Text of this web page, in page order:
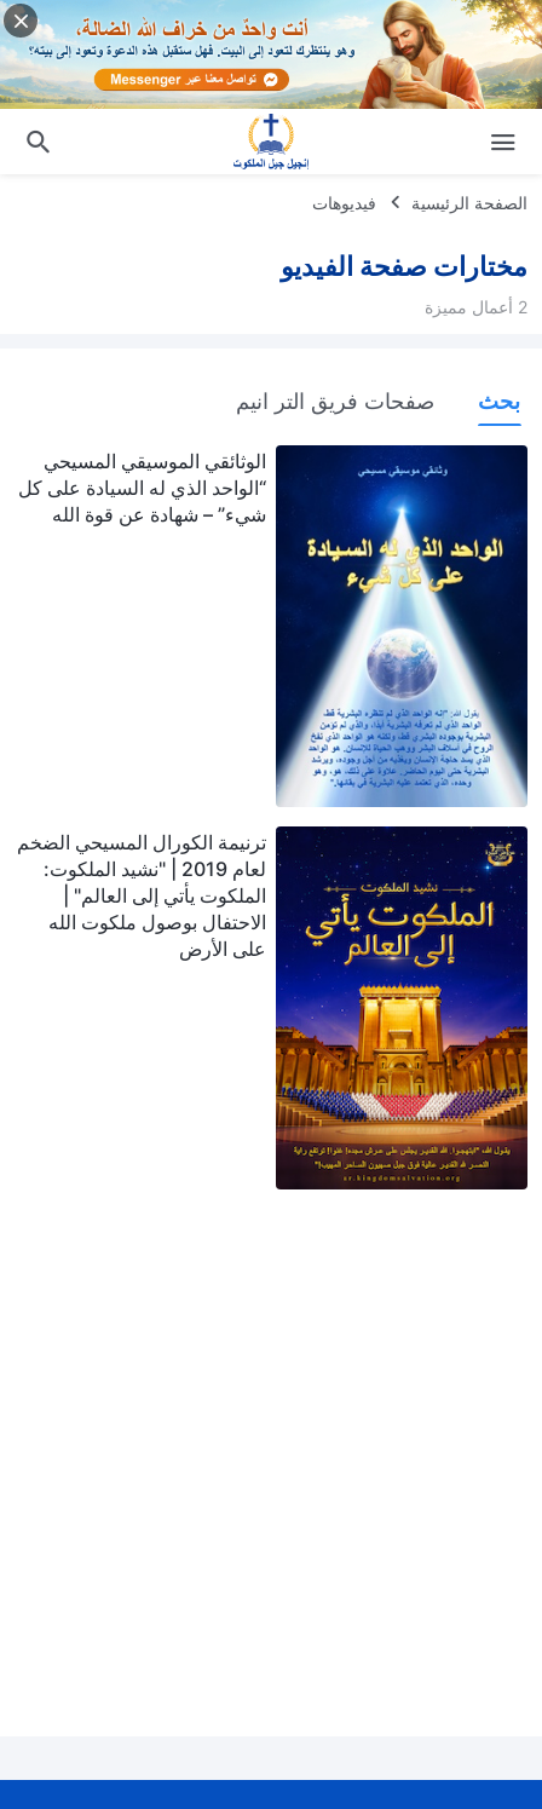
الصفحة الرئيسية فيديوهات
مختارات صفحة الفيديو
2 أعمال مميزة
بحث صفحات فريق التر انيم
الوثائقي الموسيقي المسيحي
“الواحد الذي له السيادة على كل
شيء” – شهادة عن قوة الله
ترنيمة الكورال المسيحي الضخم
لعام 2019 | "نشيد الملكوت:
الملكوت يأتي إلى العالم" |
الاحتفال بوصول ملكوت الله
على الأرض